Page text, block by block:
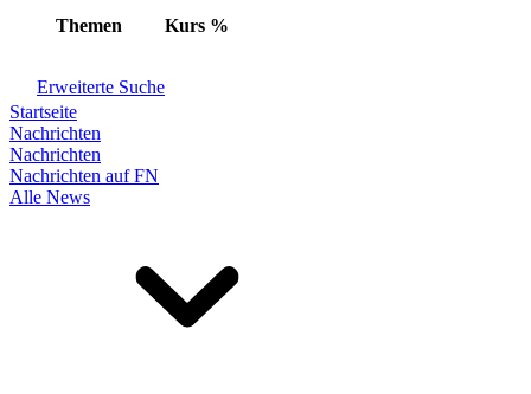
Themen Kurs %
Erweiterte Suche
Startseite
Nachrichten
Nachrichten
Nachrichten auf FN
Alle News